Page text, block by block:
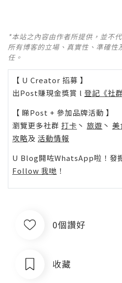
*本站之內容由作者所提供，並不
所有博客的立場、真實性、準確性
任。
【 U Creator 招募 】
出Post賺現金獎賞 l 登記《社
【 睇Post + 參加品牌活動 】
瀏覽更多社群 打卡 丶 旅遊 丶 美
攻略及 活動情報
U Blog開咗WhatsApp啦！發
Follow 我哋 ！
0個讚好
收藏